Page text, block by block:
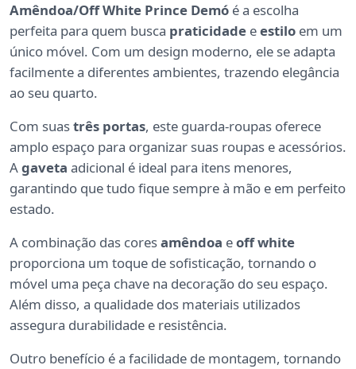
Amêndoa/Off White Prince Demó é a escolha
perfeita para quem busca praticidade eestilo em um
único móvel. Com um design moderno, ele se adapta
facilmente a diferentes ambientes, trazendo elegância
ao seu quarto.
Com suastrês portas, este guarda-roupas oferece
amplo espaço para organizar suas roupas e acessórios.
Agaveta adicional é ideal para itens menores,
garantindo que tudo fique sempre à mão e em perfeito
estado.
A combinação das coresamêndoa eoff white
proporciona um toque de sofisticação, tornando o
móvel uma peça chave na decoração do seu espaço.
Além disso, a qualidade dos materiais utilizados
assegura durabilidade e resistência.
Outro benefício é a facilidade de montagem, tornando